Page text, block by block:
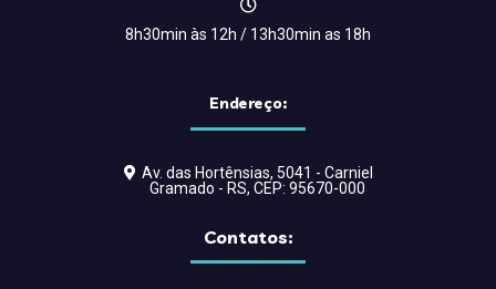
8h30min às 12h / 13h30min as 18h
Endereço:
Av. das Hortênsias, 5041 - Carniel
Gramado - RS, CEP: 95670-000
Contatos: